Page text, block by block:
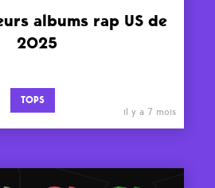
albums rap US de
2025
TOPS
il y a 7 mois